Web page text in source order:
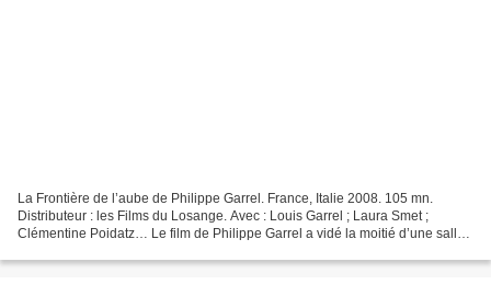
La Frontière de l’aube de Philippe Garrel. France, Italie 2008. 105 mn.
Distributeur : les Films du Losange. Avec : Louis Garrel ; Laura Smet ;
Clémentine Poidatz… Le film de Philippe Garrel a vidé la moitié d’une salle